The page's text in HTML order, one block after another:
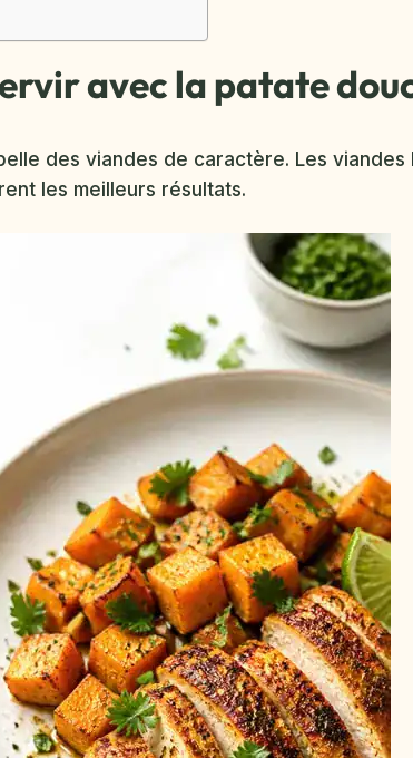
avec la patate
des viandes de caractère. Les viandes
les meilleurs résultats.